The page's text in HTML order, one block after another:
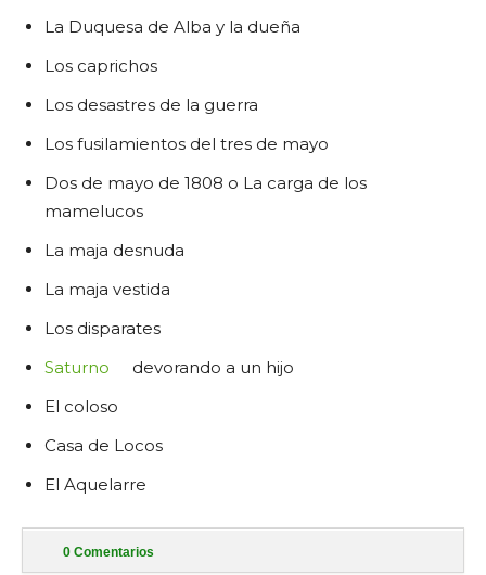
La Duquesa de Alba y la dueña
Los caprichos
Los desastres de la guerra
Los fusilamientos del tres de mayo
Dos de mayo de 1808 o La carga de los
mamelucos
La maja desnuda
La maja vestida
Los disparates
Saturno
devorando a un hijo
El coloso
Casa de Locos
El Aquelarre
0 Comentarios